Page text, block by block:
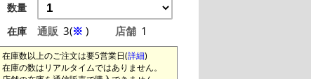
数量
在庫
通販 3(※ ) 店舗 1
在庫数以上のご注文は要5営業日(詳細)
在庫の数はリアルタイムではありません。